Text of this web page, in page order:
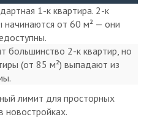
1-к квартира. 2-к
начинаются от 60 м² — они
большинство 2-к квартир, но
(от 85 м²) выпадают из
лимит для просторных
новостройках.